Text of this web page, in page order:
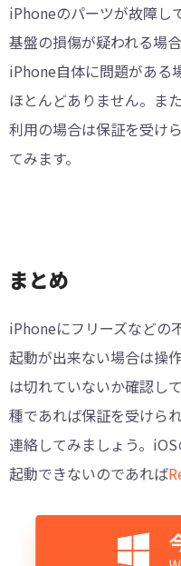
iPhoneのパーツが故障し
基盤の損傷が疑われる場
iPhone自体に問題がある
ほとんどありません。ま
利用の場合は保証を受け
てみます。
まとめ
iPhoneにフリーズなどの
起動が出来ない場合は操
は切れていないか確認し
種であれば保証を受けら
連絡してみましょう。
起動できないのであれば